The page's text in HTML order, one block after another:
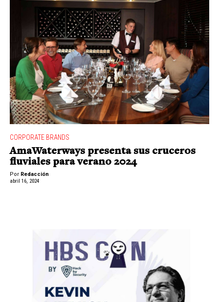
CORPORATE BRANDS
AmaWaterways presenta sus cruceros
fluviales para verano 2024
Por Redacción
abril 16, 2024